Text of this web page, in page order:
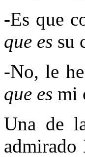
-Es que
que es su
-No, le
que es mi
Una de
admirado